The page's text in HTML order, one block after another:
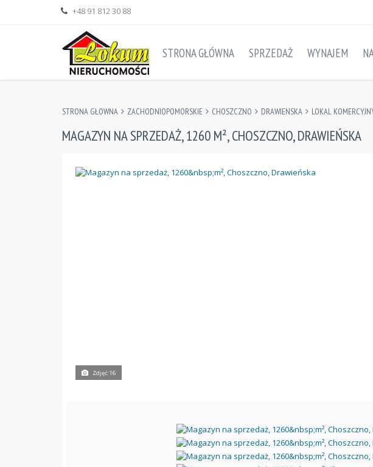
+48 91 812 30 88
STRONA GŁÓWNA SPRZEDAŻ WYNAJEM
STRONA GŁOWNA ZACHODNIOPOMORSKIE CHOSZCZNO DRAWIENSKA LOKAL
MAGAZYN NA SPRZEDAŻ, 1260 M², CHOSZCZNO, DRAWIEŃSKA
Zdjęć: 16